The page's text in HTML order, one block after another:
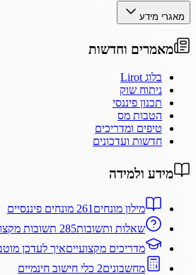
מאגרי מידע
מאמרים וחדשות
בלוג Lirot
ניתוח שוק
תכנון פיננסי
הטבות מס
טיפים ומדריכים
חדשות ועדכונים
מידע ולמידה
מילון מונחים 261 מונחים פיננסיים
שאלות ותשובות285 תשובות מקצועיות
מדריכים מקצועייםאיך לעדכן
מחשבונים2 כלי חישוב חינמיים